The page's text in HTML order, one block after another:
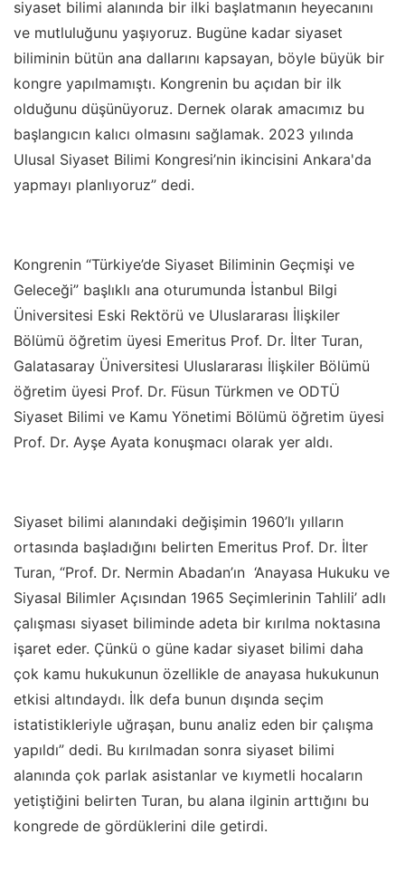
siyaset bilimi alanında bir ilki başlatmanın heyecanını
ve mutluluğunu yaşıyoruz. Bugüne kadar siyaset
biliminin bütün ana dallarını kapsayan, böyle büyük bir
kongre yapılmamıştı. Kongrenin bu açıdan bir ilk
olduğunu düşünüyoruz. Dernek olarak amacımız bu
başlangıcın kalıcı olmasını sağlamak. 2023 yılında
Ulusal Siyaset Bilimi Kongresi’nin ikincisini Ankara'da
yapmayı planlıyoruz” dedi.
Kongrenin “Türkiye’de Siyaset Biliminin Geçmişi ve
Geleceği” başlıklı ana oturumunda İstanbul Bilgi
Üniversitesi Eski Rektörü ve Uluslararası İlişkiler
Bölümü öğretim üyesi Emeritus Prof. Dr. İlter Turan,
Galatasaray Üniversitesi Uluslararası İlişkiler Bölümü
öğretim üyesi Prof. Dr. Füsun Türkmen ve ODTÜ
Siyaset Bilimi ve Kamu Yönetimi Bölümü öğretim üyesi
Prof. Dr. Ayşe Ayata konuşmacı olarak yer aldı.
Siyaset bilimi alanındaki değişimin 1960’lı yılların
ortasında başladığını belirten Emeritus Prof. Dr. İlter
Turan, “Prof. Dr. Nermin Abadan’ın ‘Anayasa Hukuku ve
Siyasal Bilimler Açısından 1965 Seçimlerinin Tahlili’ adlı
çalışması siyaset biliminde adeta bir kırılma noktasına
işaret eder. Çünkü o güne kadar siyaset bilimi daha
çok kamu hukukunun özellikle de anayasa hukukunun
etkisi altındaydı. İlk defa bunun dışında seçim
istatistikleriyle uğraşan, bunu analiz eden bir çalışma
yapıldı” dedi. Bu kırılmadan sonra siyaset bilimi
alanında çok parlak asistanlar ve kıymetli hocaların
yetiştiğini belirten Turan, bu alana ilginin arttığını bu
kongrede de gördüklerini dile getirdi.